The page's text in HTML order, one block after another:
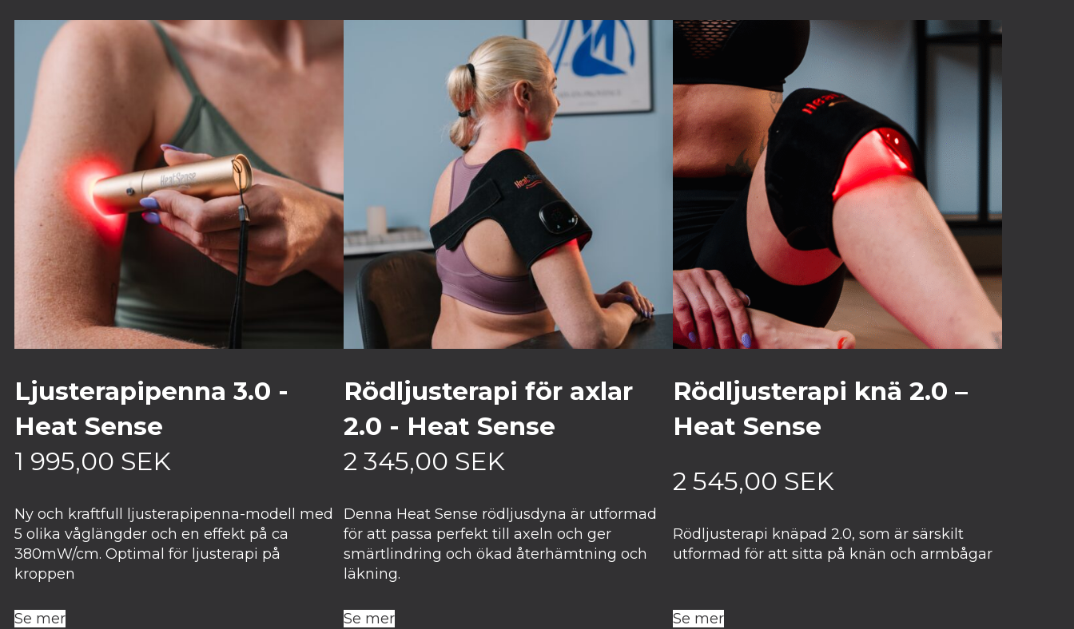
Ljusterapipenna 3.0 -
Heat Sense
1 995,00 SEK
Ny och kraftfull ljusterapipenna-modell med
5 olika våglängder och en effekt på ca
380mW/cm. Optimal för ljusterapi på
kroppen
Se mer
Rödljusterapi för axlar
2.0 - Heat Sense
2 345,00 SEK
Denna Heat Sense rödljusdyna är utformad
för att passa perfekt till axeln och ger
smärtlindring och ökad återhämtning och
läkning.
Se mer
Rödljusterapi knä 2.0 –
Heat Sense
2 545,00 SEK
Rödljusterapi knäpad 2.0, som är särskilt
utformad för att sitta på knän och armbågar
Se mer